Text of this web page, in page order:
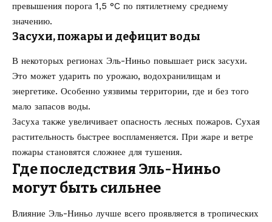
превышения порога 1,5 °C по пятилетнему среднему
значению.
Засухи, пожары и дефицит воды
В некоторых регионах Эль-Ниньо повышает риск засухи.
Это может ударить по урожаю, водохранилищам и
энергетике. Особенно уязвимы территории, где и без того
мало запасов воды.
Засуха также увеличивает опасность лесных пожаров. Сухая
растительность быстрее воспламеняется. При жаре и ветре
пожары становятся сложнее для тушения.
Где последствия Эль-Ниньо
могут быть сильнее
Влияние Эль-Ниньо лучше всего проявляется в тропических